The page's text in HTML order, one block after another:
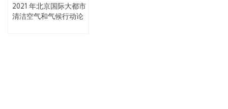
2021 年北京国际大都市
清洁空气和气候行动论